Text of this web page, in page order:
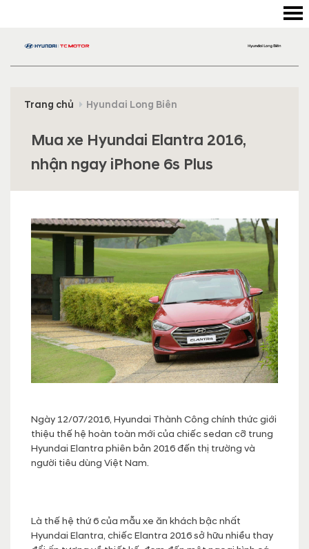
Trang chủ Hyundai Long Biên
Mua xe Hyundai Elantra 2016,
nhận ngay iPhone 6s Plus
Ngày 12/07/2016, Hyundai Thành Công chính thức giới
thiệu thế hệ hoàn toàn mới của chiếc sedan cỡ trung
Hyundai Elantra phiên bản 2016 đến thị trường và
người tiêu dùng Việt Nam.
Là thế hệ thứ 6 của mẫu xe ăn khách bậc nhất
Hyundai Elantra, chiếc Elantra 2016 sở hữu nhiều thay